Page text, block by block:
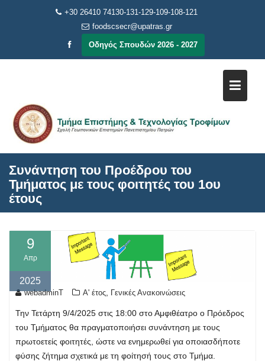
+30 26410 74130-131-129-109-108-121
foodscsecr@upatras.gr
Οδηγός Σπουδών 2026 - 2027
Συνάντηση του Προέδρου του
Τμήματος με τους φοιτητές του 1ου
έτους
9
Απρ
2025
webadminT Α' έτος Γενικές Ανακοινώσεις
Την Τετάρτη 9/4/2025 στις 18:00 στο Αμφιθέατρο ο Πρόεδρος
του Τμήματος θα πραγματοποιήσει συνάντηση με τους
πρωτοετείς φοιτητές, ώστε να ενημερωθεί για οποιασδήποτε
φύσης ζήτημα σχετικά με τη φοίτησή τους στο Τμήμα.